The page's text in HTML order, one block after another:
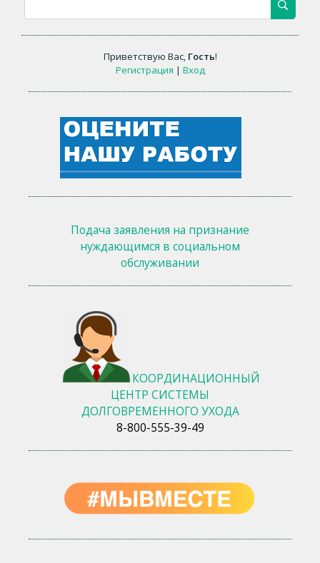
Приветствую Вас, Гость!
Регистрация | Вход
Подача заявления на признание
нуждающимся в социальном
обслуживании
КООРДИНАЦИОННЫЙ
ЦЕНТР СИСТЕМЫ
ДОЛГОВРЕМЕННОГО УХОДА
8-800-555-39-49